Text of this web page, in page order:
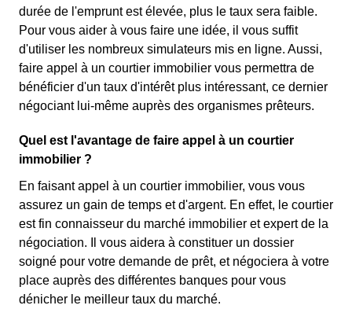
durée de l'emprunt est élevée, plus le taux sera faible.
Pour vous aider à vous faire une idée, il vous suffit
d'utiliser les nombreux simulateurs mis en ligne. Aussi,
faire appel à un courtier immobilier vous permettra de
bénéficier d'un taux d'intérêt plus intéressant, ce dernier
négociant lui-même auprès des organismes prêteurs.
Quel est l'avantage de faire appel à un courtier
immobilier ?
En faisant appel à un courtier immobilier, vous vous
assurez un gain de temps et d'argent. En effet, le courtier
est fin connaisseur du marché immobilier et expert de la
négociation. Il vous aidera à constituer un dossier
soigné pour votre demande de prêt, et négociera à votre
place auprès des différentes banques pour vous
dénicher le meilleur taux du marché.